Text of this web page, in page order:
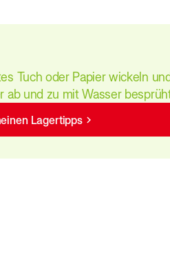
Tuch oder Papier wickeln
ab und zu mit Wasser
Lagertipps